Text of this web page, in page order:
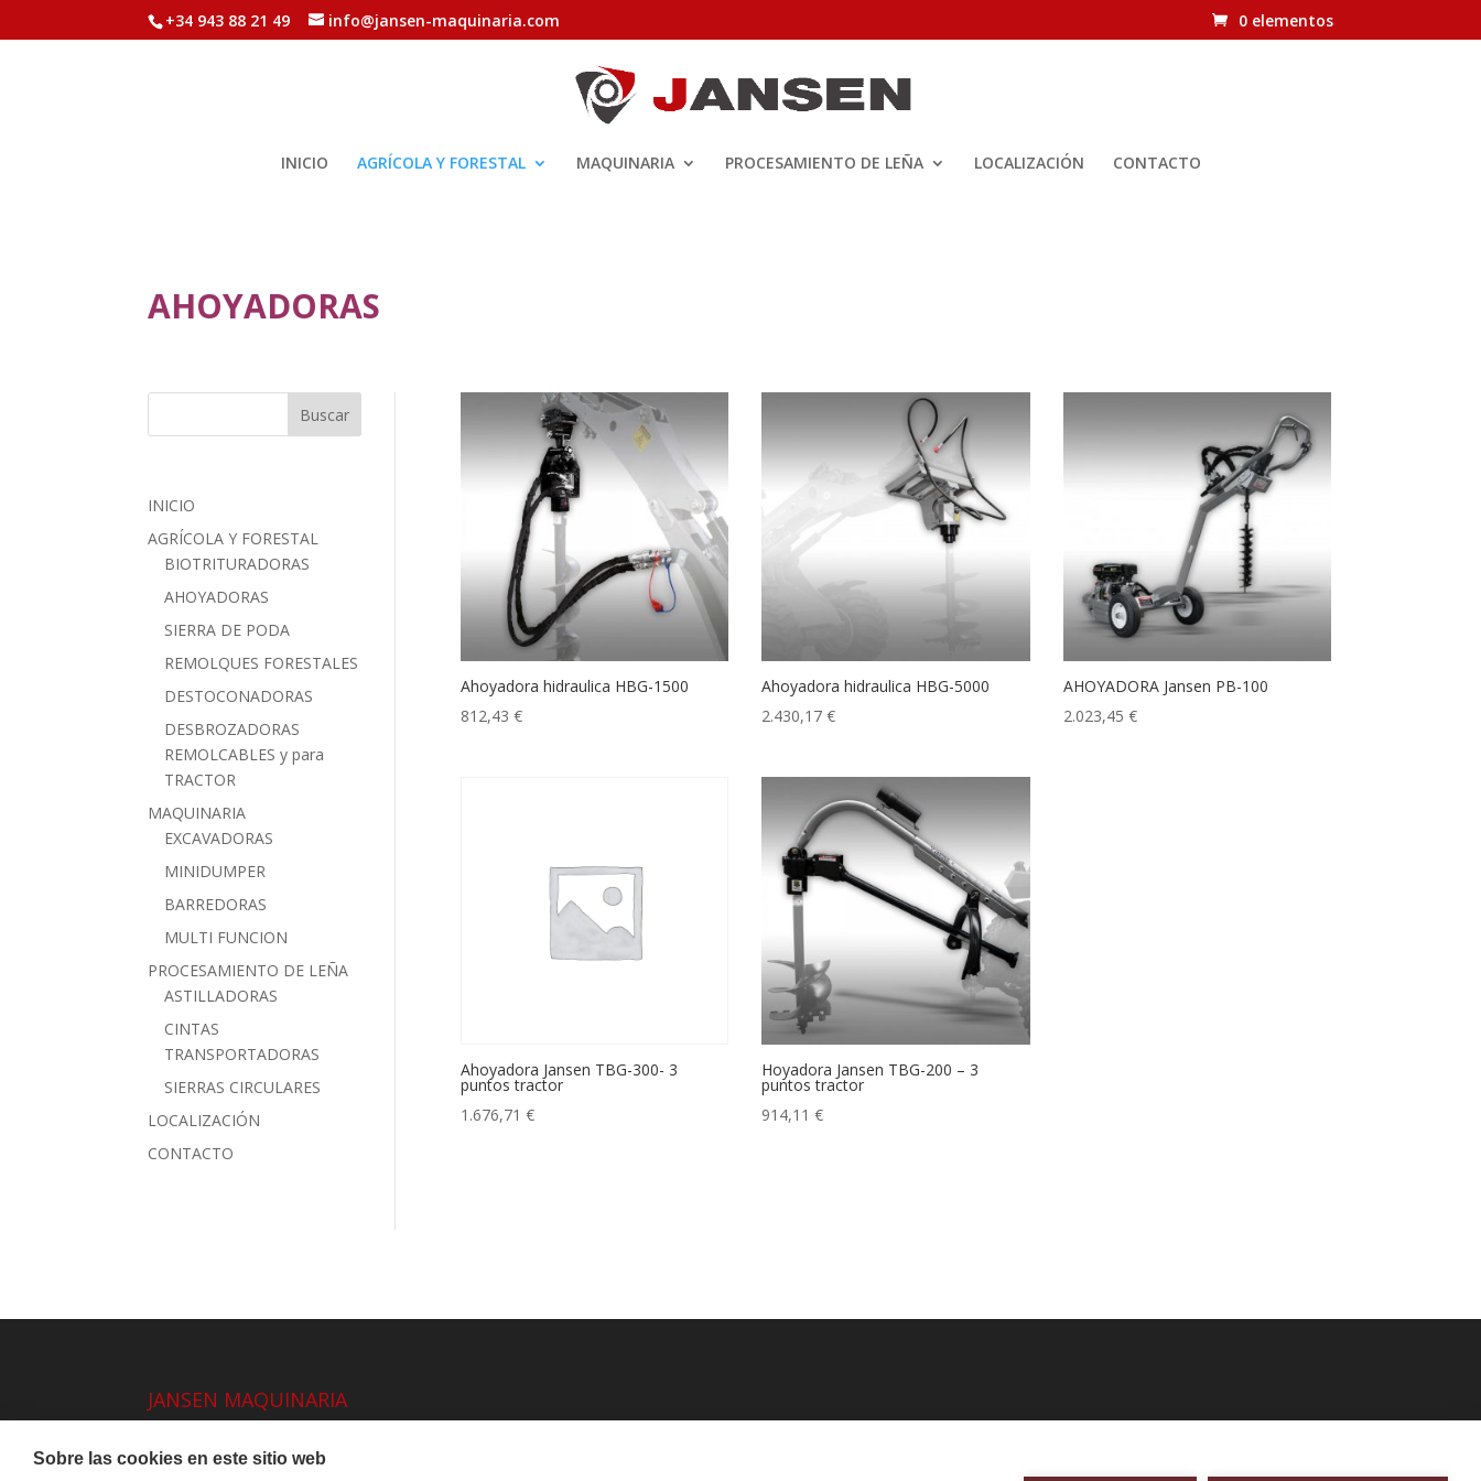
+34 943 88 21 49 info@jansen-maquinaria.com 0 elementos
INICIO AGRÍCOLA Y FORESTAL MAQUINARIA PROCESAMIENTO DE LEÑA LOCALIZACIÓN CONTACTO
AHOYADORAS
Buscar
INICIO
AGRÍCOLA Y FORESTAL
BIOTRITURADORAS
AHOYADORAS
SIERRA DE PODA
REMOLQUES FORESTALES
DESTOCONADORAS
DESBROZADORAS
REMOLCABLES y para
TRACTOR
MAQUINARIA
EXCAVADORAS
MINIDUMPER
BARREDORAS
MULTI FUNCION
PROCESAMIENTO DE LEÑA
ASTILLADORAS
CINTAS
TRANSPORTADORAS
SIERRAS CIRCULARES
LOCALIZACIÓN
CONTACTO
Ahoyadora hidraulica HBG-1500
812,43 €
Ahoyadora hidraulica HBG-5000
2.430,17€
AHOYADORA Jansen PB-100
2.023,45 €
Ahoyadora Jansen TBG-300- 3
puntos tractor
1.676,71 €
Hoyadora Jansen TBG-200 – 3
puntos tractor
914,11€
JANSEN MAQUINARIA
Sobre las cookies en este sitio web